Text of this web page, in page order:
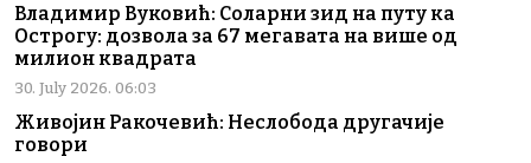
Владимир Вуковић: Соларни зид на путу ка
Острогу: дозвола за 67 мегавата на више од
милион квадрата
30. July 2026. 06:03
Живојин Ракочевић: Неслобода другачије
говори